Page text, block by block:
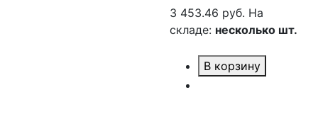
3 453.46 руб. На
складе: несколько шт.
В корзину